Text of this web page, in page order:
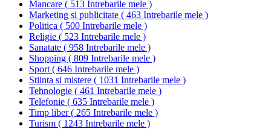
Mancare ( 513 Intrebarile mele )
Marketing si publicitate ( 463 Intrebarile mele )
Politica ( 500 Intrebarile mele )
Religie ( 523 Intrebarile mele )
Sanatate ( 958 Intrebarile mele )
Shopping ( 809 Intrebarile mele )
Sport ( 646 Intrebarile mele )
Stiinta si mistere ( 1031 Intrebarile mele )
Tehnologie ( 461 Intrebarile mele )
Telefonie ( 635 Intrebarile mele )
Timp liber( 265 Intrebarile mele )
Turism ( 1243 Intrebarile mele )